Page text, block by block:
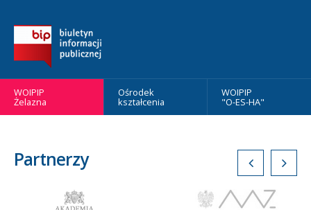
WOIPIP
Żelazna
Ośrodek
kształcenia
WOIPIP
"O-ES-HA"
Partnerzy